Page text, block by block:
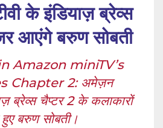
के इंडियाज़ ब्रेव्स
आएंगे बरुण सोबती
Amazon miniTV’s
Chapter 2: अमेज़न
ब्रेव्स चैप्टर 2 के कलाकारों
बरुण सोबती।